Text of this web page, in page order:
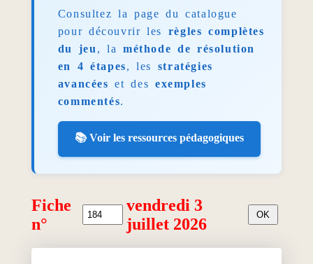
Consultez la page du catalogue
pour découvrir les règles complètes
du jeu , laméthode de résolution
en 4 étapes, les stratégies
avancées et desexemples
commentés.
📚 Voir les ressources pédagogiques
Fiche
n°
vendredi 3
juillet 2026